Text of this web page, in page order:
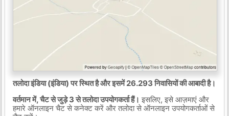
तलोदा इंडिया (इंडिया) पर स्थित है और इसमें 26.293 निवासियों की आबादी है।
वर्तमान में, चैट से जुड़े 3 से तलोदा उपयोगकर्ता हैं। इसलिए, इसे आज़माएं और
हमारे ऑनलाइन चैट से कनेक्ट करें और तलोदा से ऑनलाइन उपयोगकर्ताओं से